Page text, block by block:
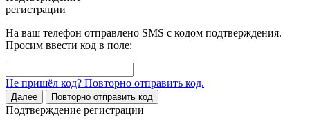
регистрации
На ваш телефон отправлено SMS с кодом подтверждения.
Просим ввести код в поле:
Не пришёл код? Повторно отправить код.
Далее Повторно отправить код
Подтверждение регистрации